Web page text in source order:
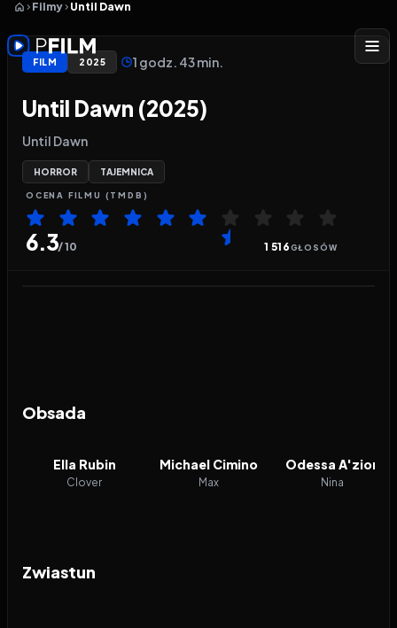
Filmy Until Dawn
FILM 2025 1 godz. 43 min.
Until Dawn (2025)
Until Dawn
HORROR TAJEMNICA
OCENA FILMU (TMDB)
6.3/ 10 1 516GŁOSÓW
Obsada
Ella Rubin
Clover
Michael Cimino
Max
Odessa A'zion
Nina
Zwiastun